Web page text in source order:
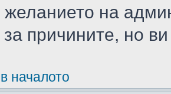
желанието на
за причините, но
началото